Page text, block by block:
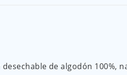
de algodón 100%,